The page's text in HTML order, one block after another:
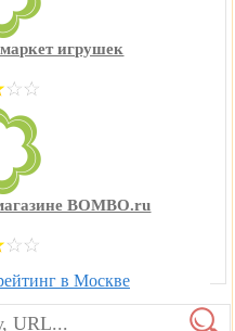
игрушек
BOMBO.ru
в Москве